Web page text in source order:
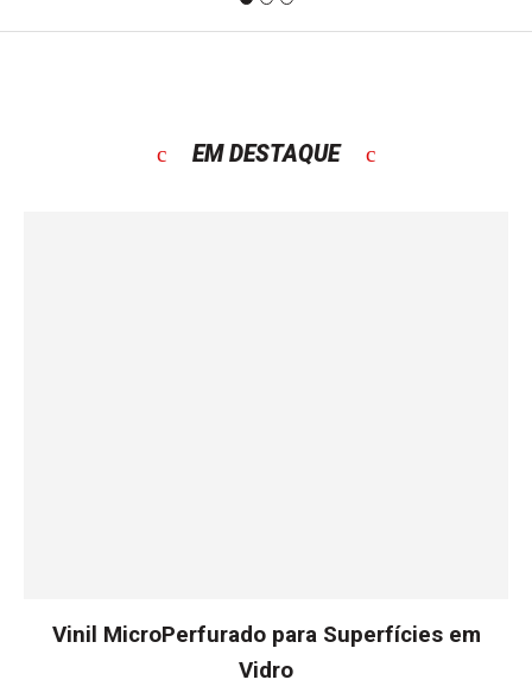
EM DESTAQUE
Vinil MicroPerfurado para Superfícies em
Vidro